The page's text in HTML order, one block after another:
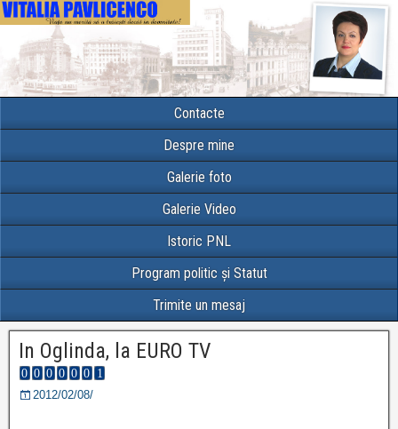
Contacte
Despre mine
Galerie foto
Galerie Video
Istoric PNL
Program politic și Statut
Trimite un mesaj
In Oglinda, la EURO TV
2012/02/08/